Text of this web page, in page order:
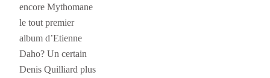
encore Mythomane
le tout premier
album d’Etienne
Daho? Un certain
Denis Quilliard plus